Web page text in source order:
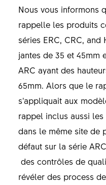
Nous vous informons
rappelle les produits
séries ERC, CRC, and
jantes de 35 et 45mm
ARC ayant des
65mm. Alors que le
s’appliquait aux
rappel inclus aussi
dans le même site de
défaut sur la série
des contrôles de
révéler des process